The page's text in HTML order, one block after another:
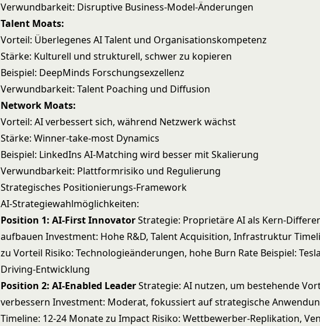
Verwundbarkeit: Disruptive Business-Model-Änderungen
Talent Moats:
Vorteil: ÜberlegenesAI Talent und Organisationskompetenz
Stärke: Kulturell und strukturell, schwer zu kopieren
Beispiel: DeepMinds Forschungsexzellenz
Verwundbarkeit: Talent Poaching und Diffusion
Network Moats:
Vorteil: AI verbessert sich, während Netzwerk wächst
Stärke: Winner-take-most Dynamics
Beispiel: LinkedIns AI-Matching wird besser mit Skalierung
Verwundbarkeit: Plattformrisiko und Regulierung
Strategisches Positionierungs-Framework
AI-Strategiewahlmöglichkeiten:
Position 1: AI-First InnovatorStrategie: Proprietäre AI als Kern-
aufbauen Investment: Hohe R&D, Talent Acquisition, Infrastruktur
zu Vorteil Risiko: Technologieänderungen, hohe Burn Rate Beispiel:
Driving-Entwicklung
Position 2: AI-Enabled LeaderStrategie: AI nutzen, um bestehende
verbessern Investment: Moderat, fokussiert auf strategische
Timeline: 12-24 Monate zu Impact Risiko: Wettbewerber-Replikation,